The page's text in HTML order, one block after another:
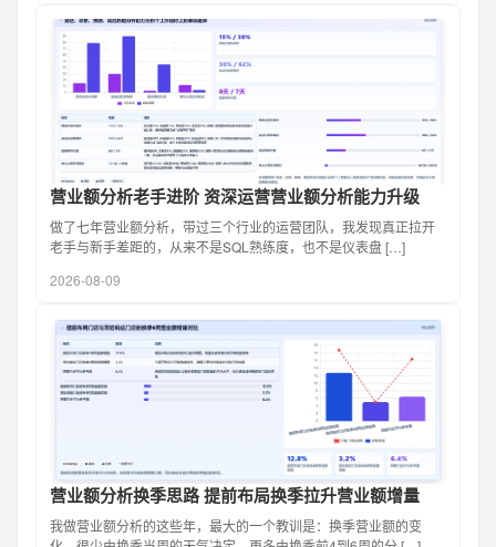
营业额分析老手进阶 资深运营营业额分析能力升级
做了七年营业额分析，带过三个行业的运营团队，我发现真正拉开
老手与新手差距的，从来不是SQL熟练度，也不是仪表盘 […]
2026-08-09
营业额分析换季思路 提前布局换季拉升营业额增量
我做营业额分析的这些年，最大的一个教训是：换季营业额的变